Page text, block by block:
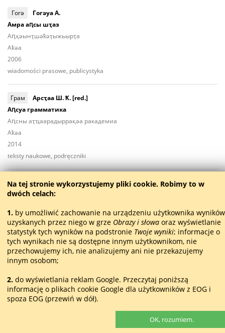
Гогә
Гогәуа А.
Амра аԥсы шҭаз
Аԥ­ҳәынҭ­шәҟәҭы­жьыр­ҭa
Aҟәа
2006
wiadomości prasowe, publicystyka
Грам
Арсҭаа Ш. Ҟ. [red.]
Аԥсуа грамматика
Аԥсны аҭҵаарадыррақәа ракадемиа
Aҟәа
2014
teksty naukowe, podręczniki
ГубП
Гублиа Гь.
Апиесақәа [w:] Ахәбатәи атом
Aҟәа
2013
dramat
Губл
Иҩымҭақәа реизга. Аԥшьбатәи атом. Ажәабжьқәа. Аповестқәа
Аԥ­ҳәынҭ­шәҟәҭы­жьыp­ҭа
Aҟәа
Na tej stronie wykorzystujemy pliki сookie. Robimy to w
dwóch celach:
1. by umożliwić zachowanie na urządzeniu użytkownika wyników
uzyskanych przez niego w grze Obrazy i słowa oraz wyświetlanie
statystyk tych wyników na podstronie Twoje wyniki; informacje o
tych wynikach nie są dostępne innym użytkownikom, nie
przechowujemy ich, nie analizujemy ani nie przekazujemy
innym osobom;
2. do wyświetlania reklam Google. Przeczytaj poniższą
informację o plikach cookie Google dla użytkowników z EOG i
spoza EOG (przewiń w dół).
Europejskiego Obszaru Gospodarczego
OK, rozumiem.